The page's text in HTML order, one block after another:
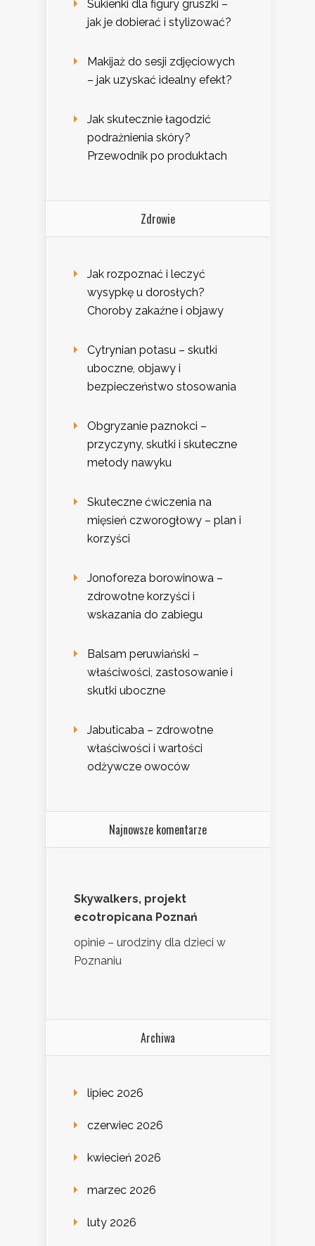
Sukienki dla figury gruszki –
jak je dobierać i stylizować?
Makijaż do sesji zdjęciowych
– jak uzyskać idealny efekt?
Jak skutecznie łagodzić
podrażnienia skóry?
Przewodnik po produktach
Zdrowie
Jak rozpoznać i leczyć
wysypkę u dorosłych?
Choroby zakaźne i objawy
Cytrynian potasu – skutki
uboczne, objawy i
bezpieczeństwo stosowania
Obgryzanie paznokci –
przyczyny, skutki i skuteczne
metody nawyku
Skuteczne ćwiczenia na
mięsień czworogłowy – plan i
korzyści
Jonoforeza borowinowa –
zdrowotne korzyści i
wskazania do zabiegu
Balsam peruwiański –
właściwości, zastosowanie i
skutki uboczne
Jabuticaba – zdrowotne
właściwości i wartości
odżywcze owoców
Najnowsze komentarze
Skywalkers, projekt
ecotropicana Poznań
opinie – urodziny dla dzieci w
Poznaniu
Archiwa
lipiec 2026
czerwiec 2026
kwiecień 2026
marzec 2026
luty 2026